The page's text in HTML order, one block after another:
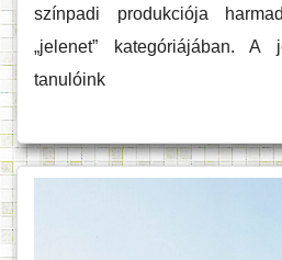
színpadi produkciója
„jelenet” kategóriájában. A
tanulóink